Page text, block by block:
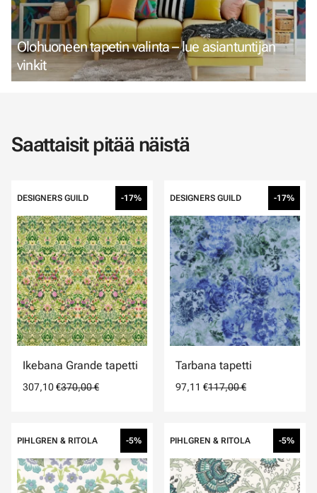
Olohuoneen tapetin valinta – lue asiantuntijan
vinkit
Saattaisit pitää näistä
DESIGNERS GUILD -17%
Ikebana Grande tapetti
307,10 €370,00 €
DESIGNERS GUILD -17%
Tarbana tapetti
97,11 €117,00 €
PIHLGREN & RITOLA -5% PIHLGREN & RITOLA -5%